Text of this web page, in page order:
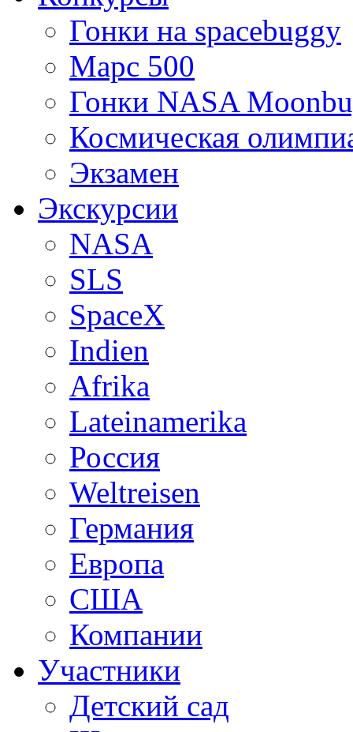
Гонки на spacebuggy
Марс 500
Гонки NASA
Космическая
Экзамен
Экскурсии
NASA
SLS
SpaceX
Indien
Afrika
Lateinamerika
Россия
Weltreisen
Германия
Европа
США
Компании
Участники
Детский сад